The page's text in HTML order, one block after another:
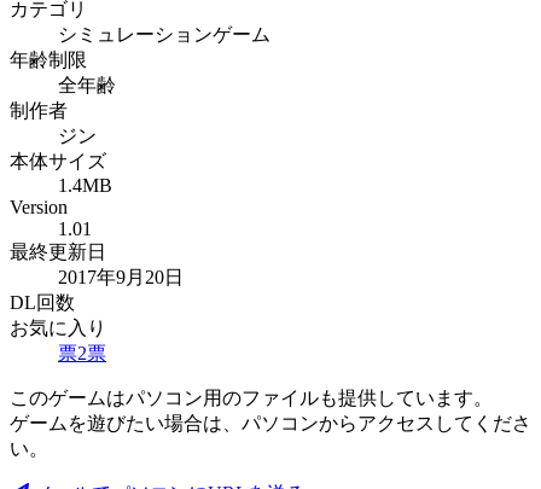
カテゴリ
シミュレーションゲーム
年齢制限
全年齢
制作者
ジン
本体サイズ
1.4MB
Version
1.01
最終更新日
2017年9月20日
DL回数
お気に入り
票2票
このゲームはパソコン用のファイルも提供しています。
ゲームを遊びたい場合は、パソコンからアクセスしてくださ
い。